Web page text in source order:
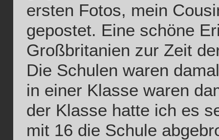
ersten Fotos, mein
gepostet. Eine schöne
Großbritanien zur Zeit
Die Schulen waren
in einer Klasse waren
der Klasse hatte ich es
mit 16 die Schule